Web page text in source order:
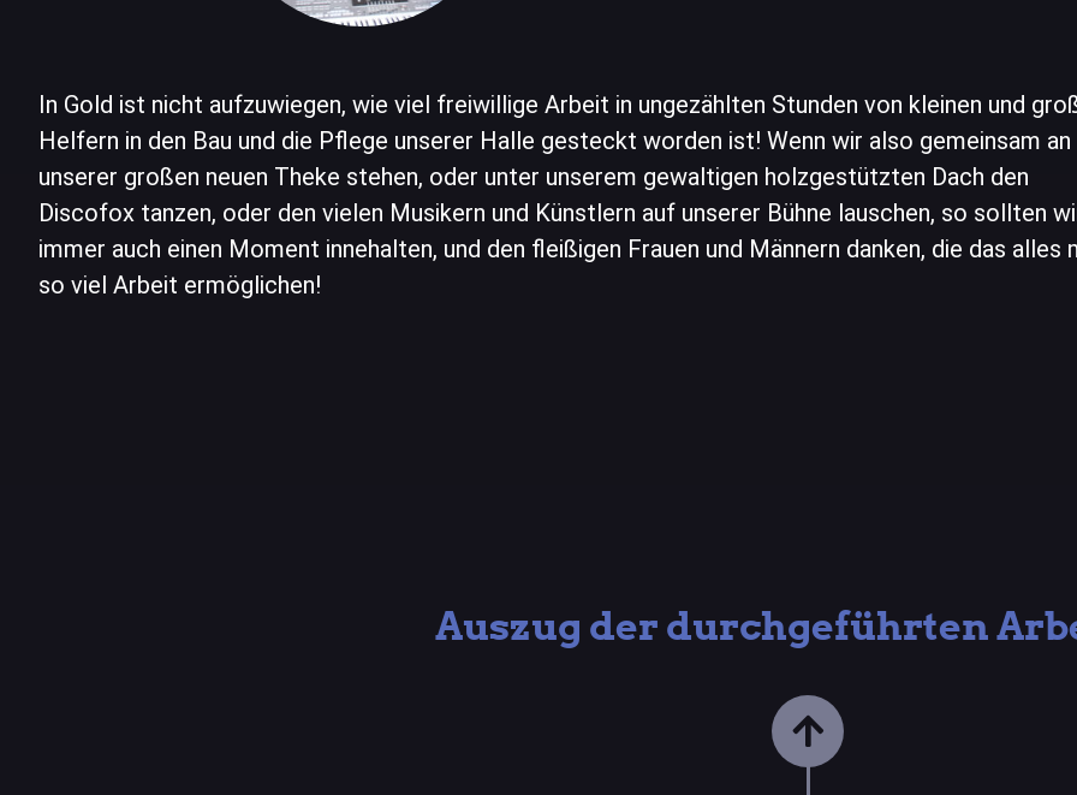
In Gold ist nicht aufzuwiegen, wie viel freiwillige Arbeit in ungezählten Stunden von kleinen und
Helfern in den Bau und die Pflege unserer Halle gesteckt worden ist! Wenn wir also gemeinsam an
unserer großen neuen Theke stehen, oder unter unserem gewaltigen holzgestützten Dach den
Discofox tanzen, oder den vielen Musikern und Künstlern auf unserer Bühne lauschen, so sollten
immer auch einen Moment innehalten, und den fleißigen Frauen und Männern danken, die das alles
so viel Arbeit ermöglichen!
Auszug der durchgeführten